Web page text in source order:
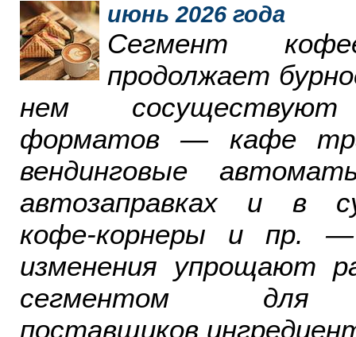
июнь 2026 года
Сегмент
продолжает
нем
форматов — кафе
вендинговые
автозаправках и в
кофе-корнеры и пр.
изменения упрощают
сегментом для
поставщиков